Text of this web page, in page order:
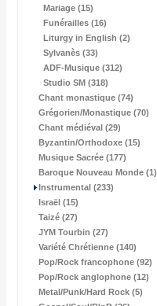
Mariage (15)
Funérailles (16)
Liturgy in English (2)
Sylvanès (33)
ADF-Musique (312)
Studio SM (318)
Chant monastique (74)
Grégorien/Monastique (70)
Chant médiéval (29)
Byzantin/Orthodoxe (15)
Musique Sacrée (177)
Baroque Nouveau Monde (1)
Instrumental (233)
Israël (15)
Taizé (27)
JYM Tourbin (27)
Variété Chrétienne (140)
Pop/Rock francophone (92)
Pop/Rock anglophone (12)
Metal/Punk/Hard Rock (5)